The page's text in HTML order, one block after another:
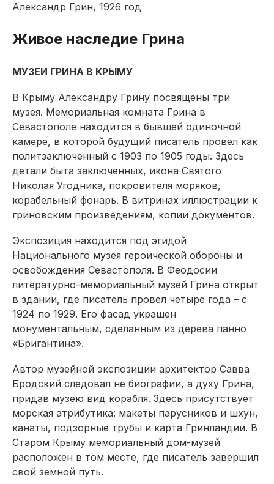
Александр Грин, 1926 год
Живое наследие Грина
МУЗЕИ ГРИНА В КРЫМУ
В Крыму Александру Грину посвящены три
музея. Мемориальная комната Грина в
Севастополе находится в бывшей одиночной
камере, в которой будущий писатель провел как
политзаключенный с 1903 по 1905 годы. Здесь
детали быта заключенных, икона Святого
Николая Угодника, покровителя моряков,
корабельный фонарь. В витринах иллюстрации к
гриновским произведениям, копии документов.
Экспозиция находится под эгидой
Национального музея героической обороны и
освобождения Севастополя. В Феодосии
литературно-мемориальный музей Грина открыт
в здании, где писатель провел четыре года – с
1924 по 1929. Его фасад украшен
монументальным, сделанным из дерева панно
«Бригантина».
Автор музейной экспозиции архитектор Савва
Бродский следовал не биографии, а духу Грина,
придав музею вид корабля. Здесь присутствует
морская атрибутика: макеты парусников и шхун,
канаты, подзорные трубы и карта Гринландии. В
Старом Крыму мемориальный дом-музей
расположен в том месте, где писатель завершил
свой земной путь.